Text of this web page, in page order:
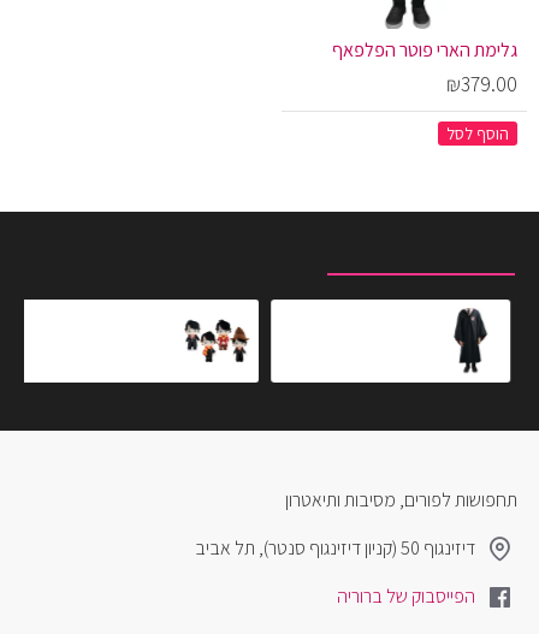
גלימת הארי פוטר הפלפאף
₪379.00
הוסף לסל
תחפושות לפורים, מסיבות ותיאטרון
דיזינגוף 50 (קניון דיזינגוף סנטר), תל אביב
הפייסבוק של ברוריה